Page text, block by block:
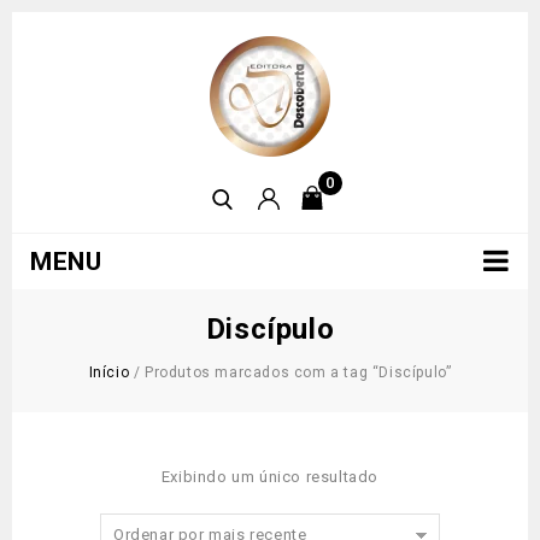
0
MENU
Discípulo
Início / Produtos marcados com a tag “Discípulo”
Exibindo um único resultado
Ordenar por mais recente